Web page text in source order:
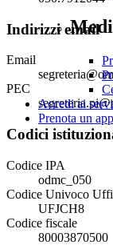
Accedi ai
Prenota un
Indirizzi email
Email
PEC
Codici
Codice IPA
odmc_050
Codice Univoco
UFJCH8
Codice fiscale
80003870500